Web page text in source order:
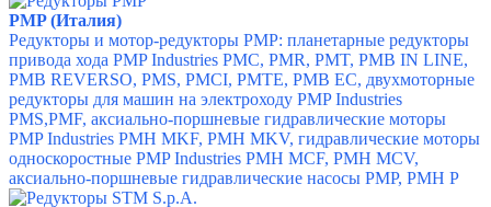
PMP (Италия)
Редукторы и мотор-редукторы PMP: планетарные редукторы
привода хода PMP Industries PMC, PMR, PMT, PMB IN LINE,
PMB REVERSO, PMS, PMCI, PMTE, PMB EC, двухмоторные
редукторы для машин на электроходу PMP Industries
PMS,PMF, аксиально-поршневые гидравлические моторы
PMP Industries PMH MKF, PMH MKV, гидравлические моторы
односкоростные PMP Industries PMH MCF, PMH MCV,
аксиально-поршневые гидравлические насосы PMP, PMH P